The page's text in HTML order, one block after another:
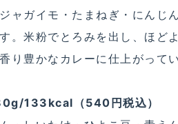
ャガイモ・たまねぎ・にんじ
。米粉でとろみを出し、ほど
り豊かなカレーに仕上がってい
133kcal（540円税込）